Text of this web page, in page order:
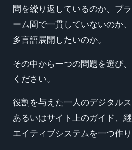
問を繰り返しているのか、ブ
ーム間で一貫していないのか
多言語展開したいのか。
その中から一つの問題を選び
ください。
役割を与えた一人のデジタルス
あるいはサイト上のガイド、
エイティブシステムを一つ作り